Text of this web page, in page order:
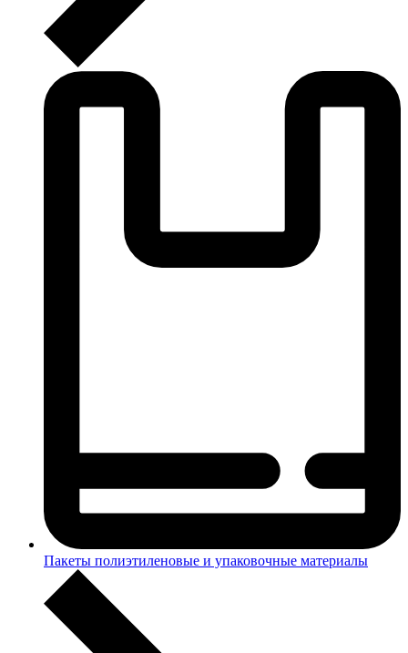
Пакеты полиэтиленовые и упаковочные материалы